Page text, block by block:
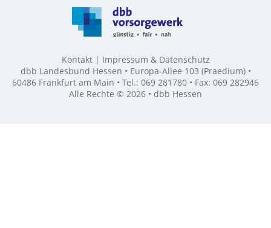
Kontakt
Impressum & Datenschutz
dbb Landesbund Hessen • Europa-Allee 103 (Praedium) •
60486 Frankfurt am Main • Tel.: 069 281780 • Fax: 069 282946
Alle Rechte © 2026 • dbb Hessen